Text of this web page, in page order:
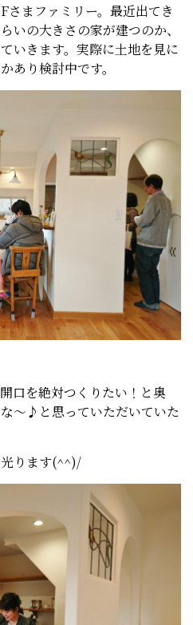
さまファミリー。最近出てき
いの大きさの家が建つのか、
いきます。実際に土地を見に
あり検討中です。
口を絶対つくりたい！と奥
～♪と思っていただいていた
光ります(^^)/